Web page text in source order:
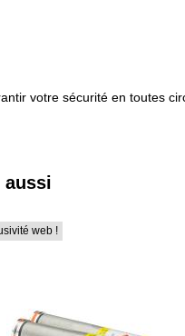
votre sécurité en toutes
aussi
web !